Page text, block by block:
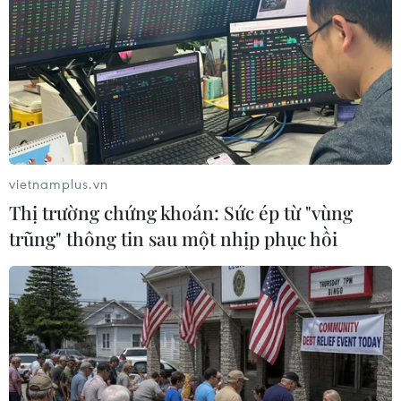
#vụ án #phạm pháp #pháp luật
#pháp đình
#xã hội
#an ninh xã hội #chính trị
#VietnamPlus
#Vietnam
#Plus. Romania
Theo dõi VietnamPlus
TIN LIÊN QUAN
vietnamplus.vn
Thị trường chứng khoán: Sức ép từ "vùng
trũng" thông tin sau một nhịp phục hồi